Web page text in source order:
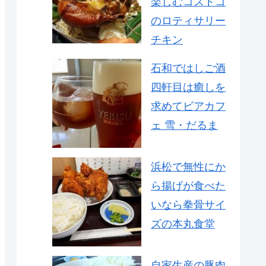
のロティサリー
チキン
石和ではしご酒
四軒目は癒しを
求めてビアカフ
ェ 雪・だるま
浜松で無性にか
ら揚げが食べた
いなら拳骨サイ
ズの本丸食堂